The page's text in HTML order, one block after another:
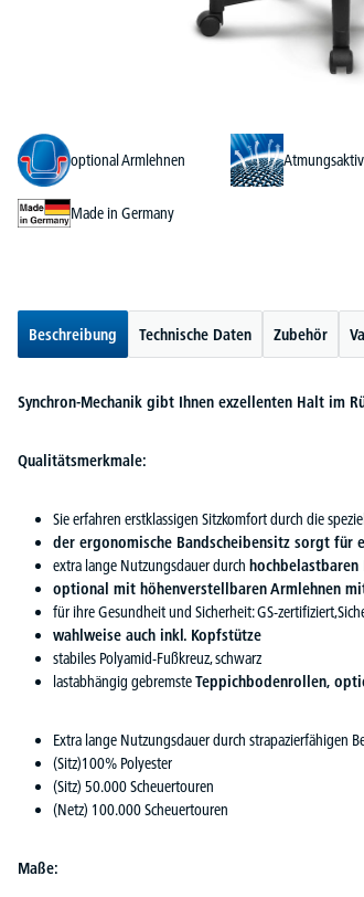
optional Armlehnen Atmungsaktiv
Made in Germany
Beschreibung Technische Daten Zubehör
Synchron-Mechanik gibt Ihnen exzellenten Halt im
Qualitätsmerkmale:
Sie erfahren erstklassigen Sitzkomfort durch die
der ergonomische Bandscheibensitz sorgt für
extra lange Nutzungsdauer durch
optional mit höhenverstellbaren Armlehnen
für ihre Gesundheit und Sicherheit: GS-
wahlweise auch inkl. Kopfstütze
stabiles Polyamid-Fußkreuz, schwarz
lastabhängig gebremsteTeppichbodenrollen,
Extra lange Nutzungsdauer durch strapazierfähigen
(Sitz)100% Polyester
(Sitz) 50.000 Scheuertouren
(Netz) 100.000 Scheuertouren
Maße: